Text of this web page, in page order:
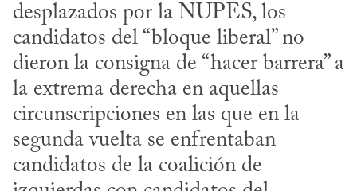
desplazados por la NUPES, los
candidatos del “bloque liberal” no
dieron la consigna de “hacer barrera” a
la extrema derecha en aquellas
circunscripciones en las que en la
segunda vuelta se enfrentaban
candidatos de la coalición de